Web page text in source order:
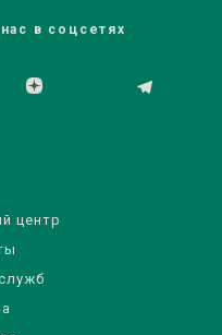
в соцсетях
центр